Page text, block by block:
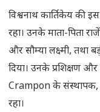
विश्वनाथ कार्तिकेय की
रहा। उनके माता-पिता
और सौम्या लक्ष्मी, तथा
दिया। उनके प्रशिक्षण
Crampon के संस्थापक,
रहा।